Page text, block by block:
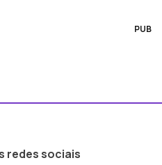
PUB
redes sociais